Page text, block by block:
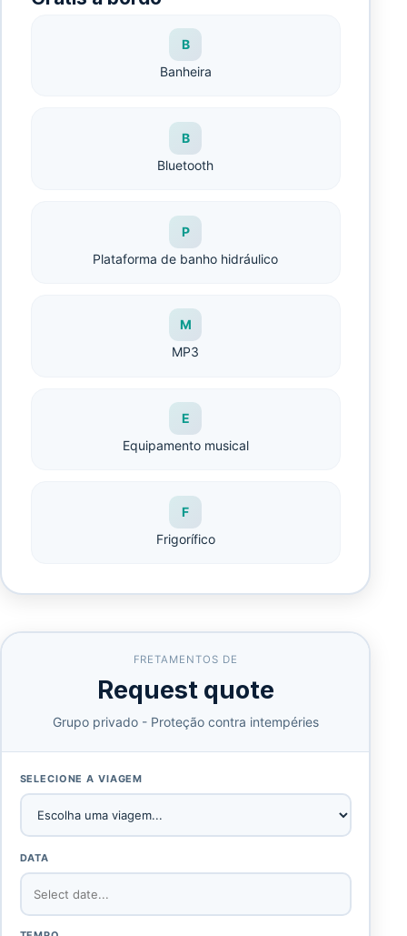
B
Banheira
B
Bluetooth
P
Plataforma de banho hidráulico
M
MP3
E
Equipamento musical
F
Frigorífico
FRETAMENTOS DE
Request quote
Grupo privado - Proteção contra intempéries
SELECIONE A VIAGEM
DATA